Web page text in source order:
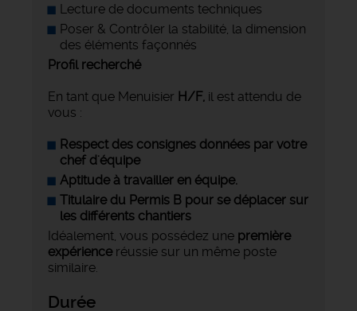
Lecture de documents techniques
Poser & Contrôler la stabilité, la dimension
des éléments façonnés
Profil recherché
En tant que Menuisier H/F, il est attendu de
vous :
Respect des consignes données par votre
chef d'équipe
Aptitude à travailler en équipe.
Titulaire du Permis B pour se déplacer sur
les différents chantiers
Idéalement, vous possédez une première
expérienceréussie sur un même poste
similaire.
Durée